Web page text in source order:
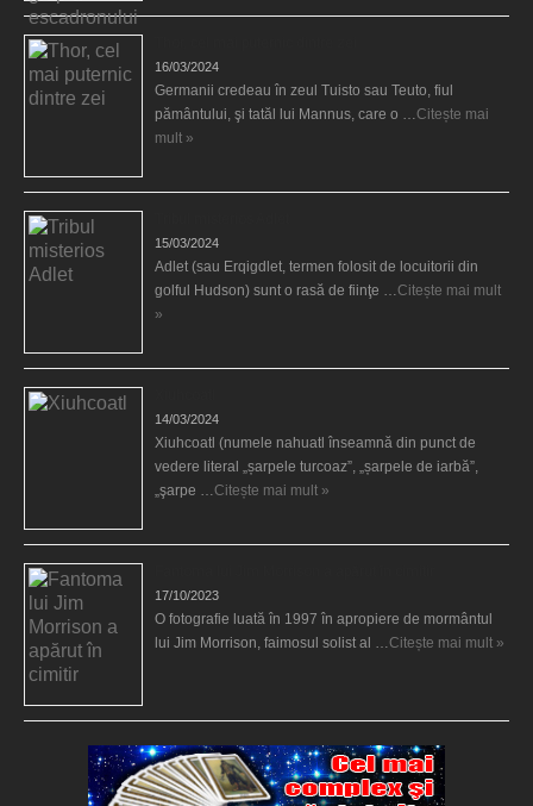
16/03/2024
Germanii credeau în zeul Tuisto sau Teuto, fiul
pământului, şi tatăl lui Mannus, care o …Citește mai
mult »
15/03/2024
Adlet (sau Erqigdlet, termen folosit de locuitorii din
golful Hudson) sunt o rasă de fiinţe …Citește mai mult
»
14/03/2024
Xiuhcoatl (numele nahuatl înseamnă din punct de
vedere literal „șarpele turcoaz”, „șarpele de iarbă”,
„şarpe …Citește mai mult »
17/10/2023
O fotografie luată în 1997 în apropiere de mormântul
lui Jim Morrison, faimosul solist al …Citește mai mult »